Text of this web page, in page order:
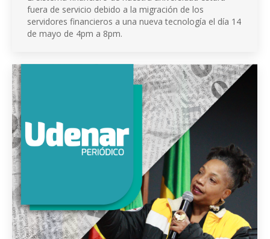
fuera de servicio debido a la migración de los
servidores financieros a una nueva tecnología el día 14
de mayo de 4pm a 8pm.